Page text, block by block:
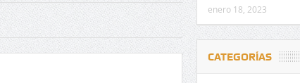
enero 18, 2023
CATEGORÍAS